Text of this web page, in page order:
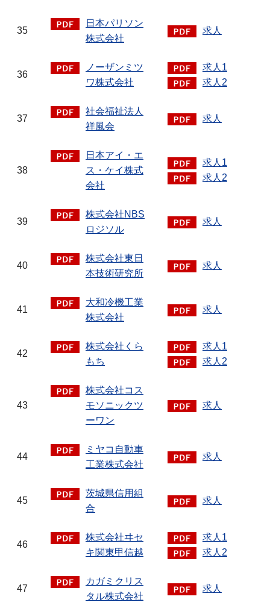
35
日本パリソン
株式会社
求人
36
ノーザンミツ
ワ株式会社
求人1
求人2
37
社会福祉法人
祥風会
求人
38
日本アイ・エ
ス・ケイ株式
会社
求人1
求人2
39
株式会社NBS
ロジソル
求人
40
株式会社東日
本技術研究所
求人
41
大和冷機工業
株式会社
求人
42
株式会社くら
もち
求人1
求人2
43
株式会社コス
モソニックツ
ーワン
求人
44
ミヤコ自動車
工業株式会社
求人
45
茨城県信用組
合
求人
46
株式会社ヰセ
キ関東甲信越
求人1
求人2
47
カガミクリス
タル株式会社
求人